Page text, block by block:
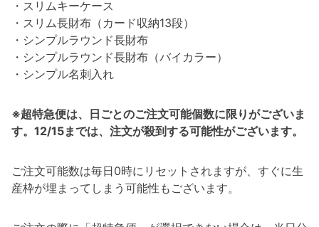
・スリムキーケース
・スリム長財布（カード収納13段）
・シンプルラウンド長財布
・シンプルラウンド長財布（バイカラー）
・シンプル名刺入れ
※超特急便は、日ごとのご注文可能個数に限りがございま
す。12/15までは、注文が殺到する可能性がございます。
ご注文可能数は毎日0時にリセットされますが、すぐに生
産枠が埋まってしまう可能性もございます。